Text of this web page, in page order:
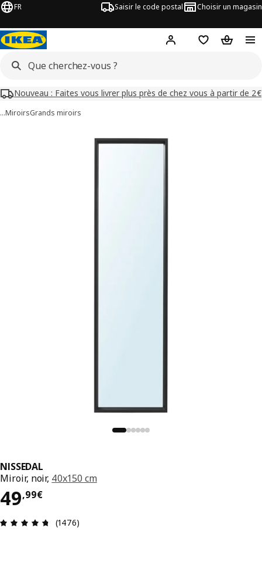
FR Saisir le code postal Choisir un magasin
Mon compteFavorisPanier
Nouveau : Faites vous livrer plus près de chez vous à partir de 2€
…MiroirsGrands miroirs
NISSEDAL
Miroir, noir, 40x150 cm
49,99€
Prix 49,99€
Avis: 4.7 sur 5 étoiles Nombre total d'avis: 1476
(1476)